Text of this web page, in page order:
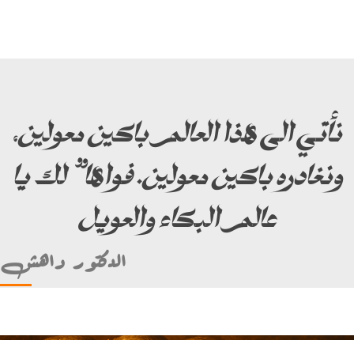
نأتي الى هذا العالم باكين معولين،
ونغادره باكين معولين. فواها” لك يا
عالم البكاء والعويل
الدكتور داهش